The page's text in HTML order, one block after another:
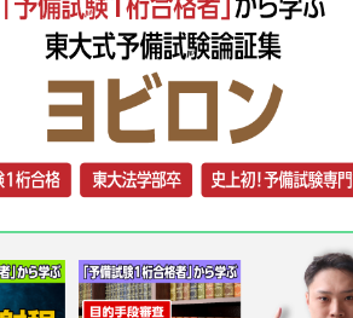
なの?」
ればよいの?」
ないでしょうか。
明らかにする仕組みが不可欠です。